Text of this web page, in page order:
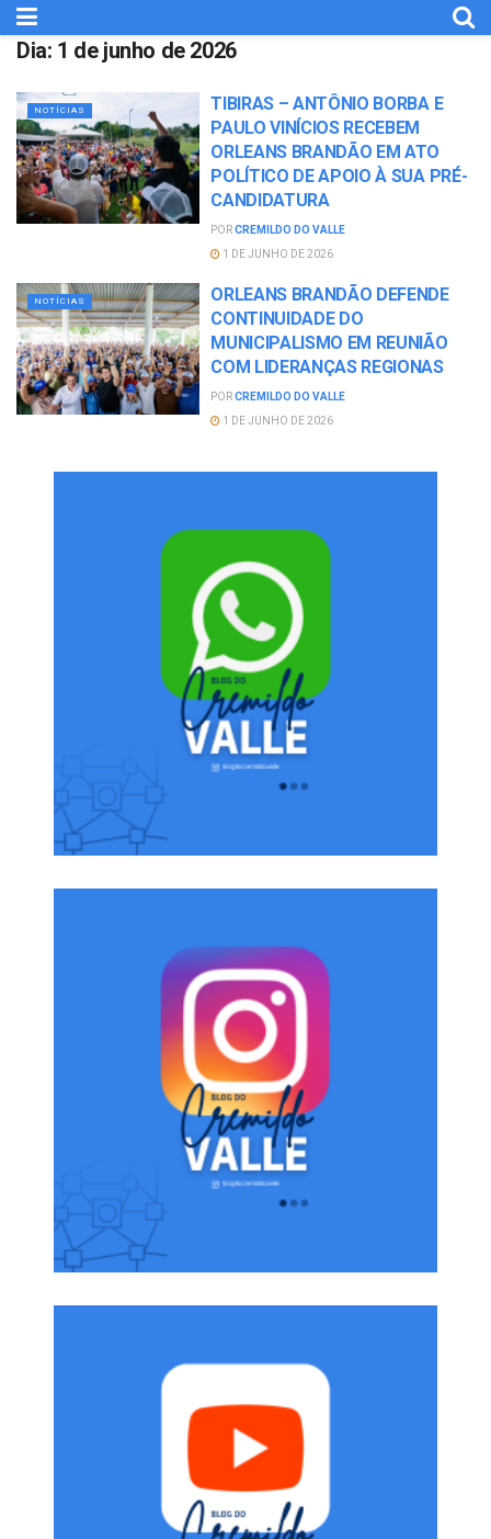
Dia: 1 de junho de 2026
NOTÍCIAS
TIBIRAS – ANTÔNIO BORBA E
PAULO VINÍCIOS RECEBEM
ORLEANS BRANDÃO EM ATO
POLÍTICO DE APOIO À SUA PRÉ-
CANDIDATURA
PORCREMILDO DO VALLE
1 DE JUNHO DE 2026
NOTÍCIAS
ORLEANS BRANDÃO DEFENDE
CONTINUIDADE DO
MUNICIPALISMO EM REUNIÃO
COM LIDERANÇAS REGIONAS
PORCREMILDO DO VALLE
1 DE JUNHO DE 2026